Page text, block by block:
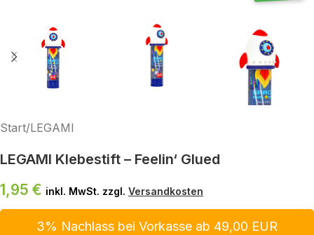
Start/LEGAMI
LEGAMI Klebestift – Feelin‘ Glued
1,95 € inkl. MwSt. zzgl. Versandkosten
3% Nachlass bei Vorkasse ab 49,00 EUR